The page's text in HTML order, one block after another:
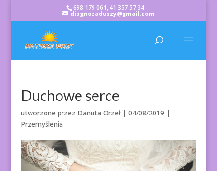
698 179 061, 41 357 57 34
diagnozaduszy@gmail.com
Duchowe serce
utworzone przez Danuta Orzeł| 04/08/2019 |
Przemyślenia